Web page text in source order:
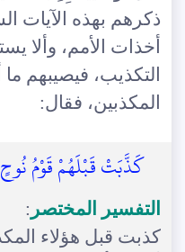
ذكرهم بهذه الآيات
أخذات الأمم، وألا
التكذيب، فيصيبهم
المكذبين، فقال:
كَذَّبَتْ قَبْلَهُمْ قَوْمُ
التفسير المختصر :
كذبت قبل هؤلاء